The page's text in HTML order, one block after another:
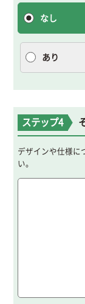
なし
あり
ステップ4
デザインや仕様に
い。